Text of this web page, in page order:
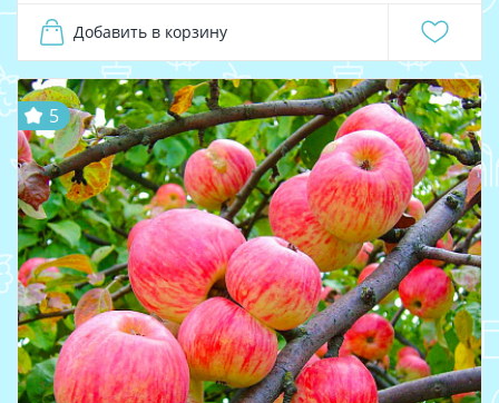
Добавить в корзину
5